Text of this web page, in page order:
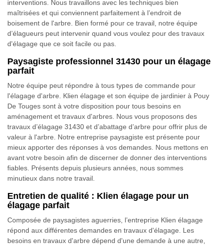
interventions. Nous travaillons avec les techniques bien
maîtrisées et qui conviennent parfaitement à l’endroit de
boisement de l'arbre. Bien formé pour ce travail, notre équipe
d’élagueurs peut intervenir quand vous voulez pour des travaux
d'élagage que ce soit facile ou pas.
Paysagiste professionnel 31430 pour un élagage
parfait
Notre équipe peut répondre à tous types de commande pour
l'élagage d'arbre. Klien élagage et son équipe de jardinier à Pouy
De Touges sont à votre disposition pour tous besoins en
aménagement et travaux d'arbres. Nous vous proposons des
travaux d’élagage 31430 et d’abattage d’arbre pour offrir plus de
valeur à l'arbre. Notre entreprise paysagiste est présente pour
mieux apporter des réponses à vos demandes. Nous mettons en
avant votre besoin afin de discerner de donner des interventions
fiables. Présents depuis plusieurs années, nous sommes
minutieux dans notre travail.
Entretien de qualité : Klien élagage pour un
élagage parfait
Composée de paysagistes aguerries, l’entreprise Klien élagage
répond aux différentes demandes en travaux d'élagage. Les
besoins en travaux d'arbre dépend d'une demande à une autre,